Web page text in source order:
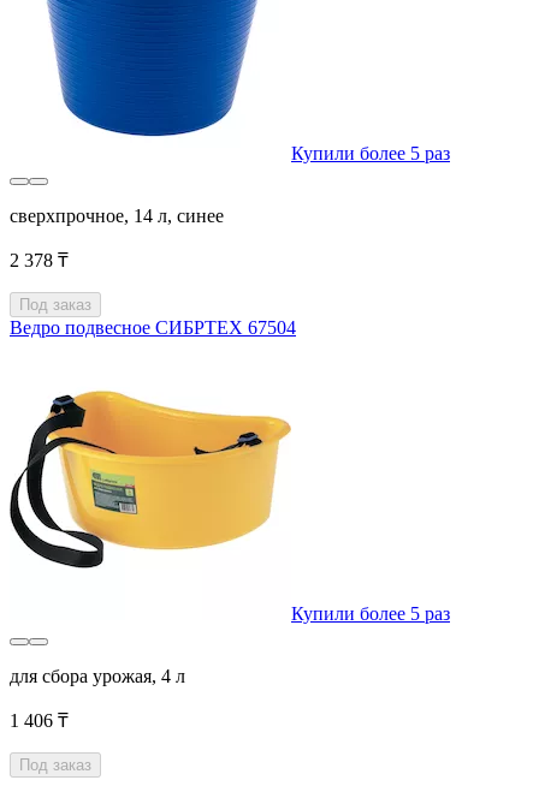
Купили более 5 раз
сверхпрочное, 14 л, синее
2 378 ₸
Под заказ
Ведро подвесное СИБРТЕХ 67504
Купили более 5 раз
для сбора урожая, 4 л
1 406 ₸
Под заказ